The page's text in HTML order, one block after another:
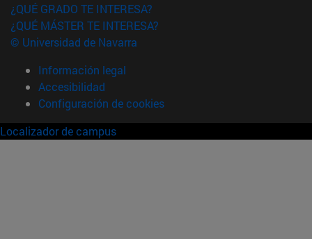
¿QUÉ GRADO TE INTERESA?
¿QUÉ MÁSTER TE INTERESA?
© Universidad de Navarra
Información legal
Accesibilidad
Configuración de cookies
Localizador de campus